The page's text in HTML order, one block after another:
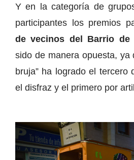
Y en la categoría de
participantes los premios
de vecinos del Barrio de
sido de manera opuesta, ya
bruja” ha logrado el tercero
el disfraz y el primero por